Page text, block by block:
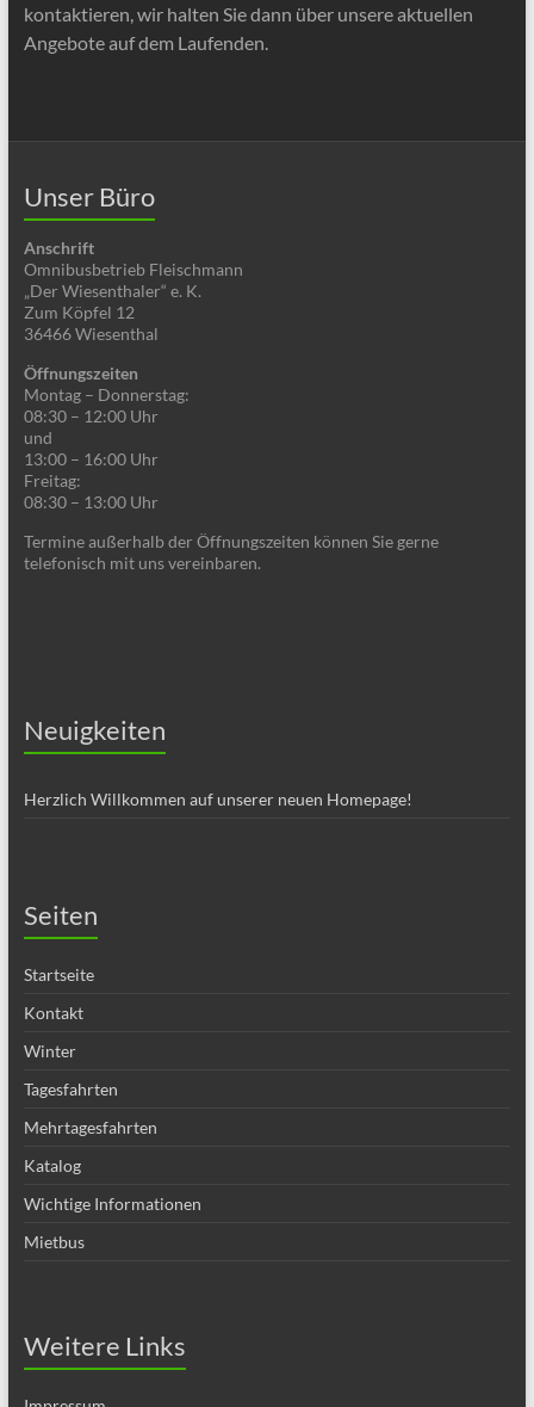
kontaktieren, wir halten Sie dann über unsere aktuellen
Angebote auf dem Laufenden.
Unser Büro
Anschrift
Omnibusbetrieb Fleischmann
„Der Wiesenthaler“ e. K.
Zum Köpfel 12
36466 Wiesenthal
Öffnungszeiten
Montag – Donnerstag:
08:30 – 12:00 Uhr
und
13:00 – 16:00 Uhr
Freitag:
08:30 – 13:00 Uhr
Termine außerhalb der Öffnungszeiten können Sie gerne
telefonisch mit uns vereinbaren.
Neuigkeiten
Herzlich Willkommen auf unserer neuen Homepage!
Seiten
Startseite
Kontakt
Winter
Tagesfahrten
Mehrtagesfahrten
Katalog
Wichtige Informationen
Mietbus
Weitere Links